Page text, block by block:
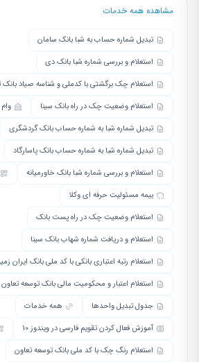
مشاهده همه خدمات
تبدیل شماره حساب به شبا بانک سامان
استعلام و بررسی شماره شبا بانک دی
استعلام چک برگشتی با کدملی و شناسه صیاد بانک
استعلام وضعیت چک در راه بانک سینا
تبدیل شماره شبا به شماره حساب بانک گردشگری
تبدیل شماره شبا به شماره حساب بانک پاسارگاد
استعلام و بررسی شماره شبا بانک خاورمیانه
بیمه مسئولیت حرفه ای وکلا
استعلام وضعیت چک در راه پست بانک
استعلام و دریافت شماره شهاب بانک سینا
استعلام رتبه اعتباری بانکی با کد ملی بانک ایران
استعلام اعتبار و محکومیت مالی بانک توسعه تعاون
جدول تبدیل واحدها
همه خدمات
آموزش فعال کردن تقویم فارسی در ویندوز 10
استعلام رنگ چک با کد ملی بانک توسعه تعاون